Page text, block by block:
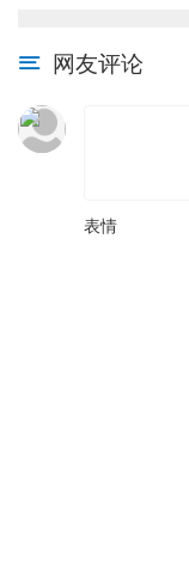
网友评论
表情